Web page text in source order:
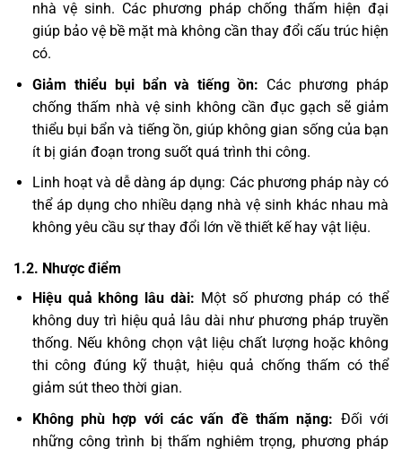
nhà vệ sinh. Các phương pháp chống thấm hiện đại
giúp bảo vệ bề mặt mà không cần thay đổi cấu trúc hiện
có.
Giảm thiểu bụi bẩn và tiếng ồn: Các phương pháp
chống thấm nhà vệ sinh không cần đục gạch sẽ giảm
thiểu bụi bẩn và tiếng ồn, giúp không gian sống của bạn
ít bị gián đoạn trong suốt quá trình thi công.
Linh hoạt và dễ dàng áp dụng: Các phương pháp này có
thể áp dụng cho nhiều dạng nhà vệ sinh khác nhau mà
không yêu cầu sự thay đổi lớn về thiết kế hay vật liệu.
1.2. Nhược điểm
Hiệu quả không lâu dài: Một số phương pháp có thể
không duy trì hiệu quả lâu dài như phương pháp truyền
thống. Nếu không chọn vật liệu chất lượng hoặc không
thi công đúng kỹ thuật, hiệu quả chống thấm có thể
giảm sút theo thời gian.
Không phù hợp với các vấn đề thấm nặng: Đối với
những công trình bị thấm nghiêm trọng, phương pháp